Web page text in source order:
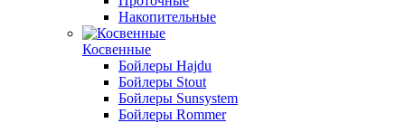
Накопительные
Косвенные
Бойлеры Hajdu
Бойлеры Stout
Бойлеры Sunsystem
Бойлеры Rommer